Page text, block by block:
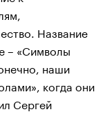
Название
– «Символы
наши
когда они
Сергей